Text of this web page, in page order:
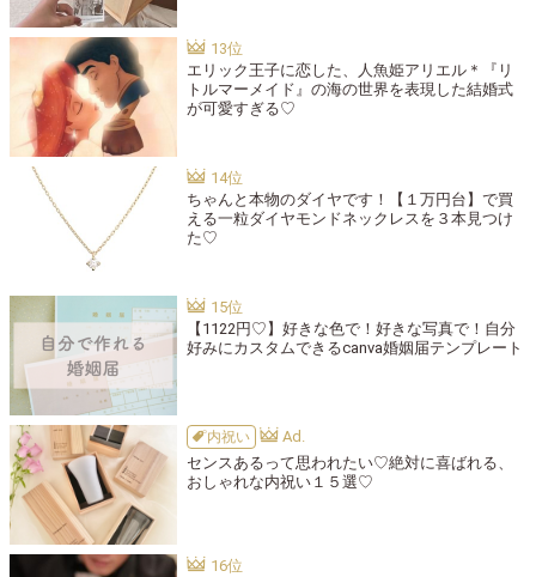
エリック王子に恋した、人魚姫アリエル＊『リ
トルマーメイド』の海の世界を表現した結婚式
が可愛すぎる♡
ちゃんと本物のダイヤです！【１万円台】で買
える一粒ダイヤモンドネックレスを３本見つけ
た♡
【1122円♡】好きな色で！好きな写真で！自分
好みにカスタムできるcanva婚姻届テンプレート
内祝い
センスあるって思われたい♡絶対に喜ばれる、
おしゃれな内祝い１５選♡